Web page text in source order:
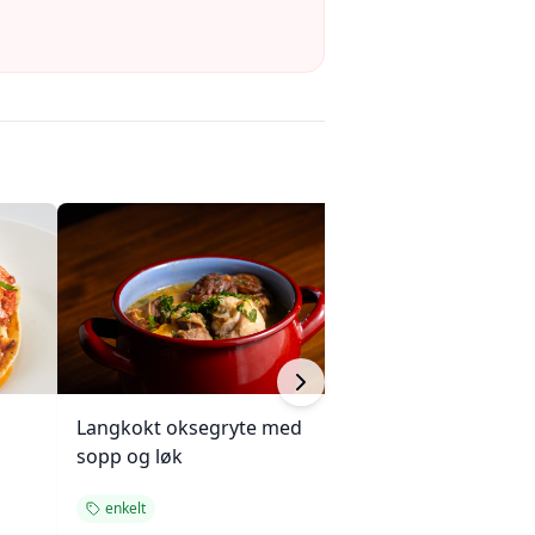
Langkokt oksegryte med
sopp og løk
enkelt